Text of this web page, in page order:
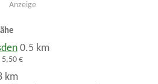
Anzeige
0.5 km
5,50 €
km